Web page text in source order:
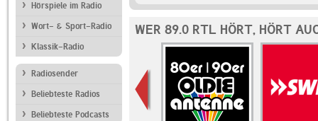
Hörspiele im Radio
Wort- & Sport-Radio
Klassik-Radio
Radiosender
Beliebteste Radios
Beliebteste Podcasts
WER 89.0 RTL HÖRT, HÖRT